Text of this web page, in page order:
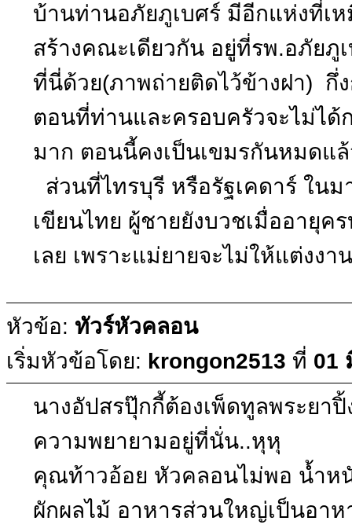
บ้านท่านอภัยภูเบศร์ มีอีกแห่งที่เ
สร้างคณะเดียวกัน อยู่ที่รพ.อภัยภู
ที่นี่ด้วย(ภาพถ่ายติดไว้ข้างฝา) กึ่ง
ตอนที่ท่านและครอบครัวจะไม่ได้
มาก ตอนนี้คงเป็นเขมรกันหมดแ
ส่วนที่ไทรบุรี หรือรัฐเคดาร์ ใน
เขียนไทย ผู้ชายยังบวชเมื่ออายุค
เลย เพราะแม่ยายจะไม่ให้แต่งง
หัวข้อ: ทัวร์หัวคลอน
เริ่มหัวข้อโดย: krongon2513 ที่ 01
นางอัปสรปุ๊กกี้ต้องเพ็ดทูลพระยา
ความพยายามอยู่ที่นั่น..หุหุ
คุณท้าวอ้อย หัวคลอนไม่พอ น้ำห
ผักผลไม้ อาหารส่วนใหญ่เป็นอาห